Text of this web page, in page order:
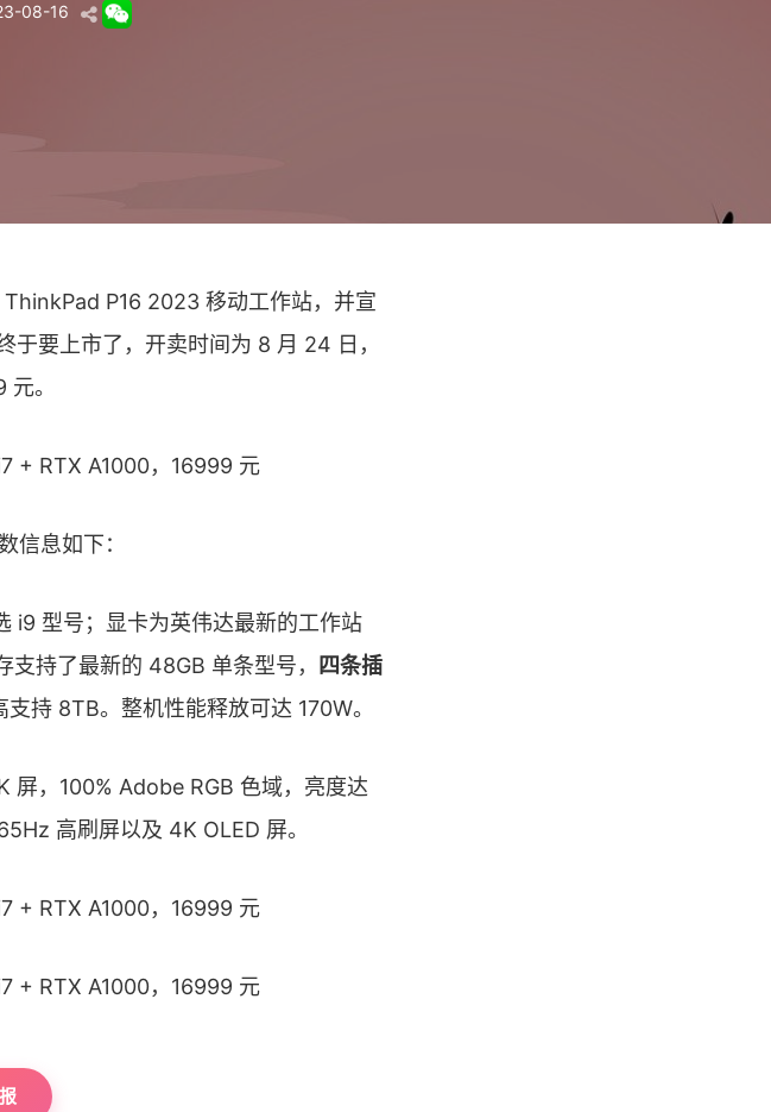
08-16
P16 2023 移动工作站，并宣
要上市了，开卖时间为 8 月 24 日，
。
信息如下：
i9 型号；显卡为英伟达最新的工作站
支持了最新的 48GB 单条型号，
四条插
持 8TB。整机性能释放可达 170W。
屏，100% Adobe RGB 色域，亮度达
高刷屏以及 4K OLED 屏。